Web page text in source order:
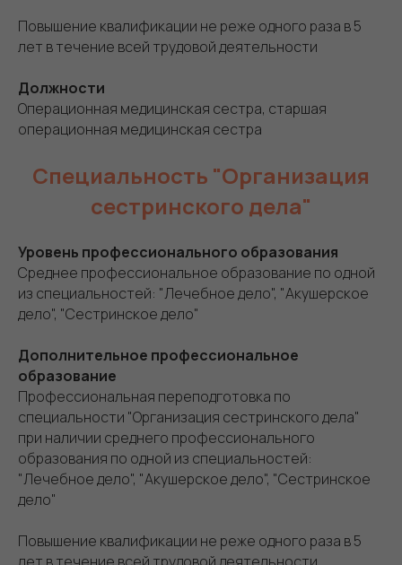
Повышение квалификации не реже одного раза в 5
лет в течение всей трудовой деятельности
Должности
Операционная медицинская сестра, старшая
операционная медицинская сестра
Специальность "Организация
сестринского дела"
Уровень профессионального образования
Среднее профессиональное образование по одной
из специальностей: "Лечебное дело", "Акушерское
дело", "Сестринское дело"
Дополнительное профессиональное
образование
Профессиональная переподготовка по
специальности "Организация сестринского дела"
при наличии среднего профессионального
образования по одной из специальностей:
"Лечебное дело", "Акушерское дело", "Сестринское
дело"
Повышение квалификации не реже одного раза в 5